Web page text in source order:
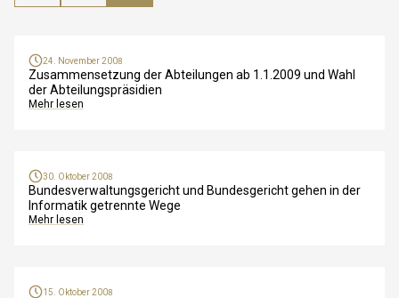
24. November 2008
Zusammensetzung der Abteilungen ab 1.1.2009 und Wahl
der Abteilungspräsidien
Mehr lesen
30. Oktober 2008
Bundesverwaltungsgericht und Bundesgericht gehen in der
Informatik getrennte Wege
Mehr lesen
15. Oktober 2008